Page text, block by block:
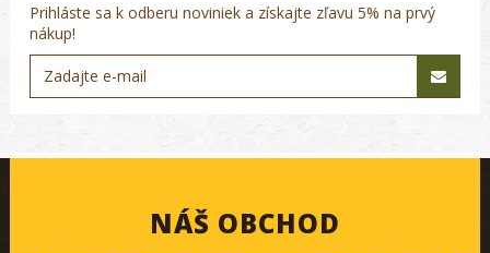
Prihláste sa k odberu noviniek a získajte zľavu 5% na prvý
nákup!
NÁŠ OBCHOD